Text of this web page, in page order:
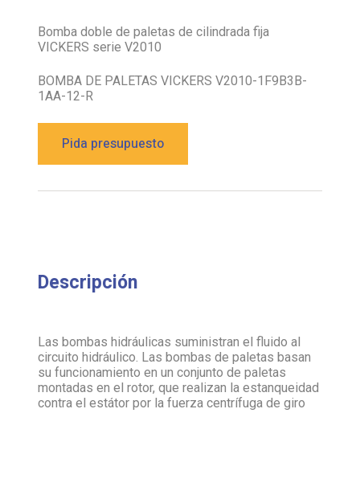
Bomba doble de paletas de cilindrada fija
VICKERS serie V2010
BOMBA DE PALETAS VICKERS V2010-1F9B3B-
1AA-12-R
Pida presupuesto
Descripción
Las bombas hidráulicas suministran el fluido al
circuito hidráulico. Las bombas de paletas basan
su funcionamiento en un conjunto de paletas
montadas en el rotor, que realizan la estanqueidad
contra el estátor por la fuerza centrífuga de giro